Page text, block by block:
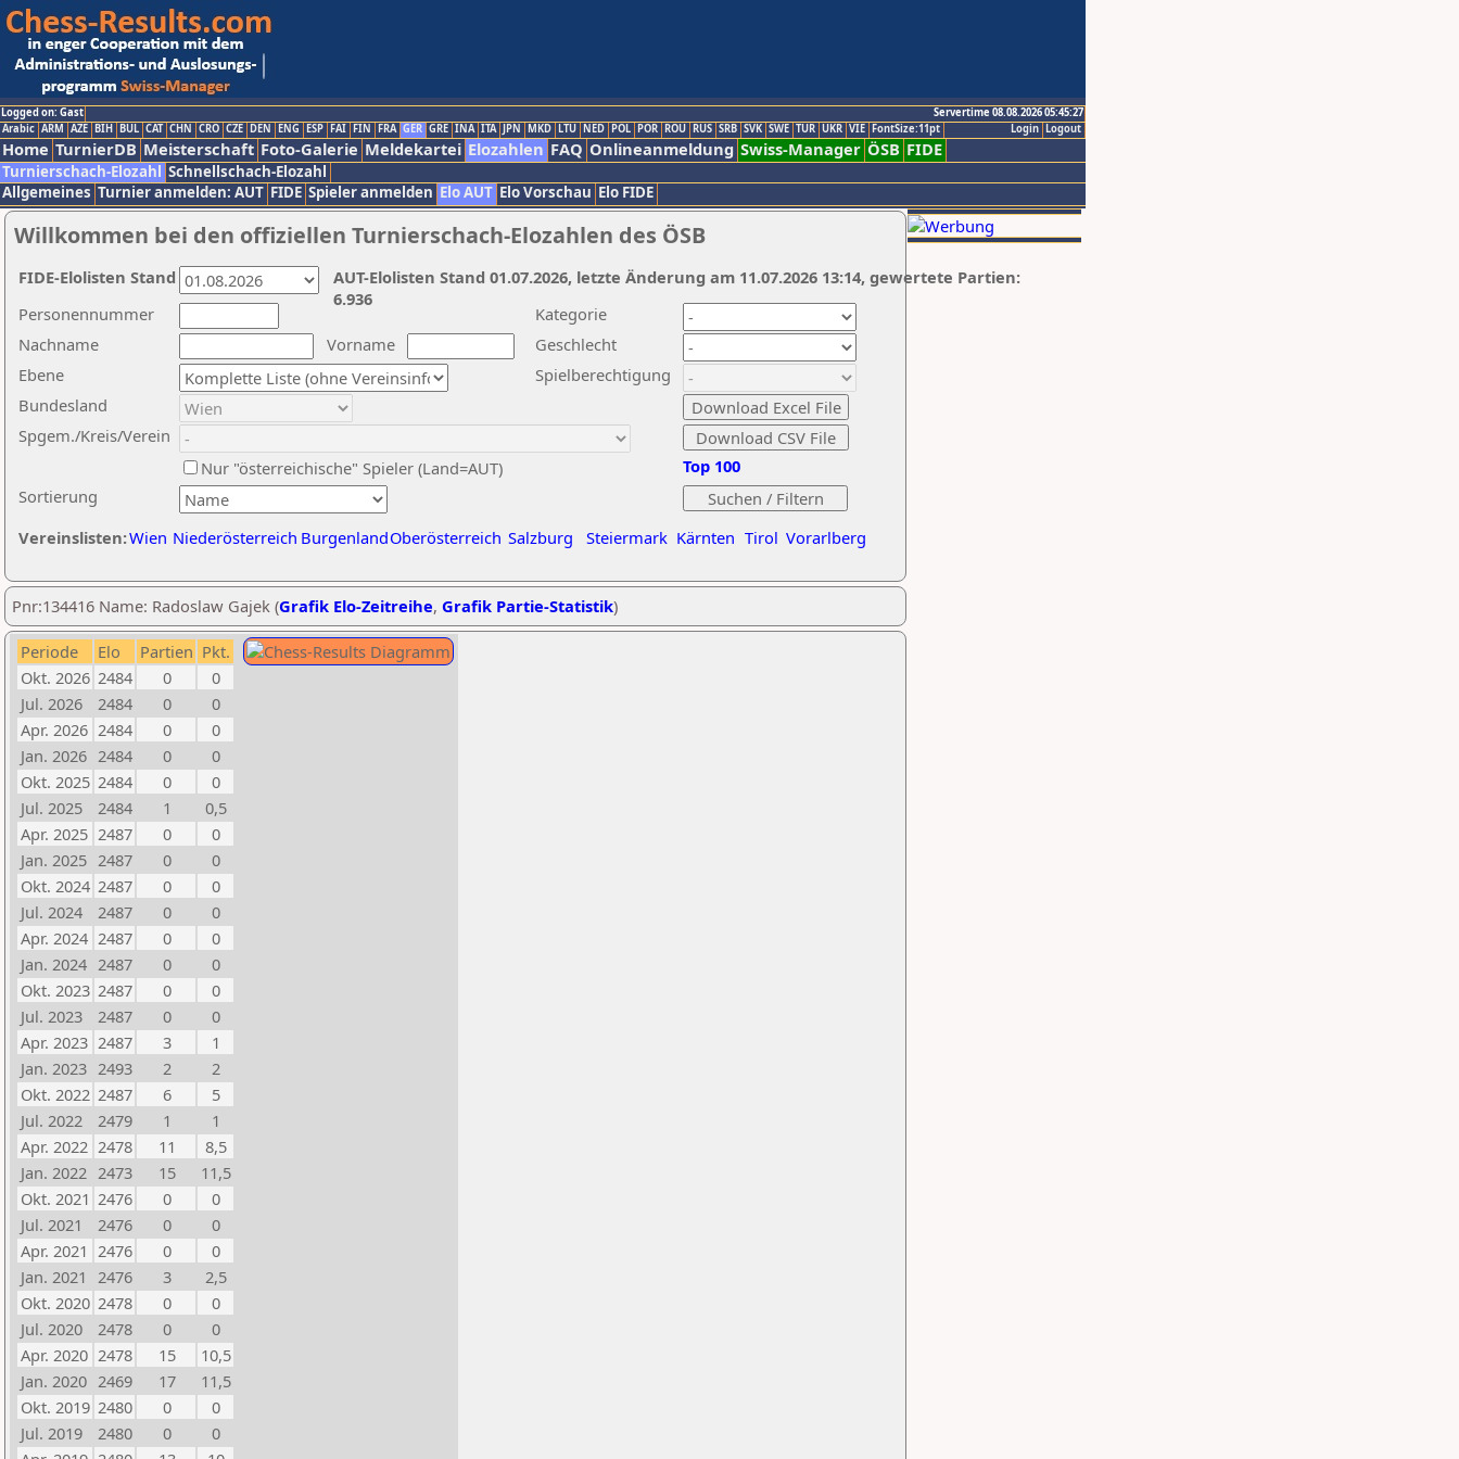
Logged on: Gast
Servertime 08.08.2026 05:45:27
Logout
Login
Arabic ARM AZE BIH BUL CAT CHN CRO CZE DEN ENG ESP FAI FIN FRA GER GRE INA ITA JPN MKD LTU NED POL POR ROU RUS SRB SVK SWE TUR UKR VIE FontSize:11pt
Home TurnierDB Meisterschaft Foto-Galerie Meldekartei Elozahlen FAQ Onlineanmeldung Swiss-Manager ÖSB FIDE
Turnierschach-Elozahl Schnellschach-Elozahl
Allgemeines Turnier anmelden: AUT FIDE Spieler anmelden Elo AUT Elo Vorschau Elo FIDE
Willkommen bei den offiziellen Turnierschach-Elozahlen des ÖSB
Nachname
Vorname
Ebene
Kategorie
Sortierung
Personennummer
Bundesland
Spgem./Kreis/Verein
Geschlecht
Nur "österreichische" Spieler (Land=AUT)
Spielberechtigung
Vereinslisten:Wien Niederösterreich BurgenlandOberösterreich Salzburg Steiermark Kärnten Tirol Vorarlberg
Top 100
AUT-Elolisten Stand 01.07.2026, letzte Änderung am 11.07.2026 13:14, gewertete Partien:
6.936
FIDE-Elolisten Stand
Pnr:134416 Name: Radoslaw Gajek (Grafik Elo-Zeitreihe, Grafik Partie-Statistik)
Periode Elo Partien Pkt.
Okt. 2026 2484 0
0
Jul. 2026
2484 0
0
Apr. 2026 2484 0
0
Jan. 2026 2484 0
0
Okt. 2025 2484 0
0
Jul. 2025
2484 1
0,5
Apr. 2025 2487 0
0
Jan. 2025 2487 0
0
Okt. 2024 2487 0
0
Jul. 2024
2487 0
0
Apr. 2024 2487 0
0
Jan. 2024 2487 0
0
Okt. 2023 2487 0
0
Jul. 2023
2487 0
0
Apr. 2023 2487 3
1
Jan. 2023 2493 2
2
Okt. 2022 2487 6
5
Jul. 2022
2479 1
1
Apr. 2022 2478 11
8,5
Jan. 2022 2473 15
11,5
Okt. 2021 2476 0
0
Jul. 2021
2476 0
0
Apr. 2021 2476 0
0
Jan. 2021 2476 3
2,5
Okt. 2020 2478 0
0
Jul. 2020
2478 0
0
Apr. 2020 2478 15
10,5
Jan. 2020 2469 17
11,5
Okt. 2019 2480 0
0
Jul. 2019
2480 0
0